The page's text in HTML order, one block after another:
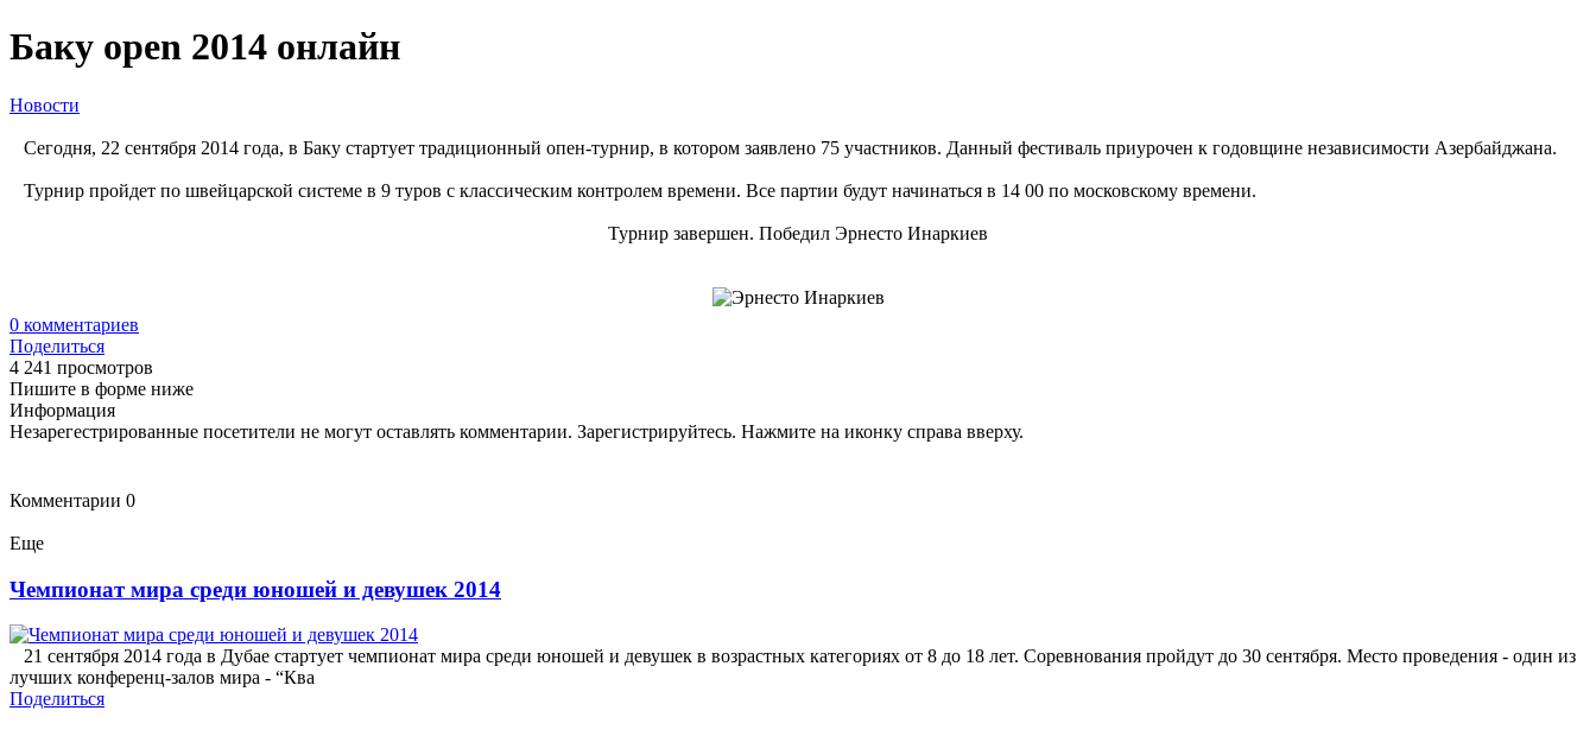
Баку open 2014 онлайн
Новости
Сегодня, 22 сентября 2014 года, в Баку стартует традиционный опен-турнир, в котором заявлено 75 участников. Данный фестиваль приурочен к годовщине независимости Азербайджана.
Турнир пройдет по швейцарской системе в 9 туров с классическим контролем времени. Все партии будут начинаться в 14 00 по московскому времени.
Турнир завершен. Победил Эрнесто Инаркиев
0 комментариев
Поделиться
4 241 просмотров
Пишите в форме ниже
Информация
Незарегестрированные посетители не могут оставлять комментарии. Зарегистрируйтесь. Нажмите на иконку справа вверху.
Комментарии 0
Еще
Чемпионат мира среди юношей и девушек 2014
21 сентября 2014 года в Дубае стартует чемпионат мира среди юношей и девушек в возрастных категориях от 8 до 18 лет. Соревнования пройдут до 30 сентября. Место проведения - один из
лучших конференц-залов мира - “Ква
Поделиться